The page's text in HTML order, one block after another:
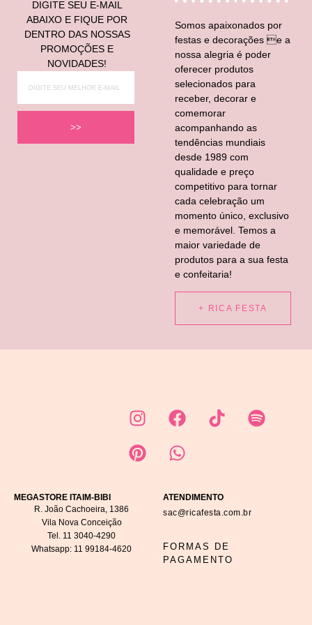
DIGITE SEU E-MAIL
ABAIXO E FIQUE POR
DENTRO DAS NOSSAS
PROMOÇÕES E
NOVIDADES!
>>
Somos apaixonados por
festas e decorações e a
nossa alegria é poder
oferecer produtos
selecionados para
receber, decorar e
comemorar
acompanhando as
tendências mundiais
desde 1989 com
qualidade e preço
competitivo para tornar
cada celebração um
momento único, exclusivo
e memorável. Temos a
maior variedade de
produtos para a sua festa
e confeitaria!
+ RICA FESTA
MEGASTORE ITAIM-BIBI
R. João Cachoeira, 1386
Vila Nova Conceição
Tel. 11 3040-4290
Whatsapp: 11 99184-4620
ATENDIMENTO
sac@ricafesta.com.br
FORMAS DE
PAGAMENTO